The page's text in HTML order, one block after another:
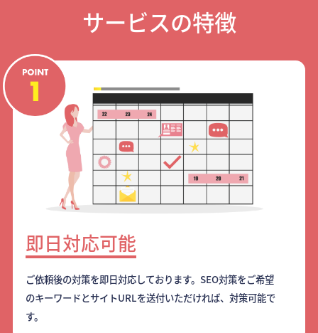
サービスの特徴
即日対応可能
ご依頼後の対策を即日対応しております。SEO対策をご希望
のキーワードとサイトURLを送付いただければ、対策可能で
す。